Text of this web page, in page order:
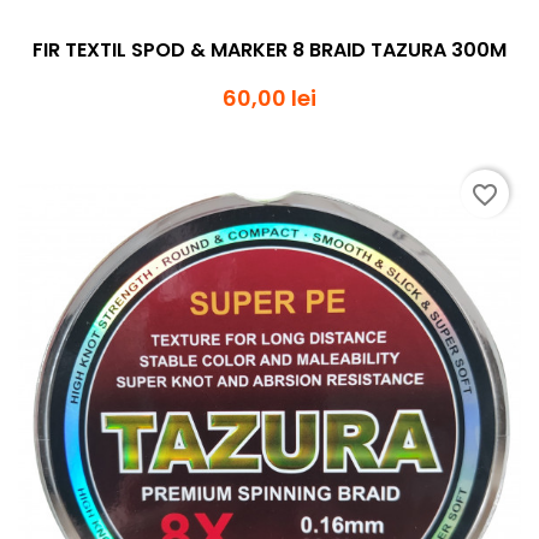
FIR TEXTIL SPOD & MARKER 8 BRAID TAZURA 300M
60,00 lei
favorite_border